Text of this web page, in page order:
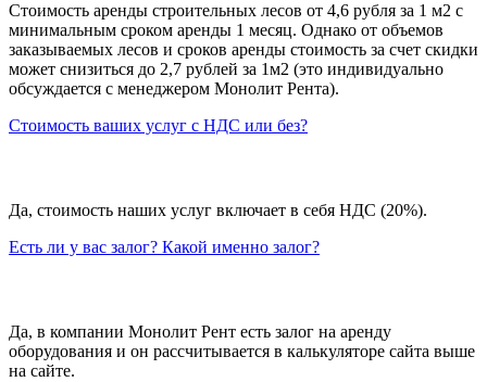
Стоимость аренды строительных лесов от 4,6 рубля за 1 м2 с
минимальным сроком аренды 1 месяц. Однако от объемов
заказываемых лесов и сроков аренды стоимость за счет скидки
может снизиться до 2,7 рублей за 1м2 (это индивидуально
обсуждается с менеджером Монолит Рента).
Стоимость ваших услуг с НДС или без?
Да, стоимость наших услуг включает в себя НДС (20%).
Есть ли у вас залог? Какой именно залог?
Да, в компании Монолит Рент есть залог на аренду
оборудования и он рассчитывается в калькуляторе сайта выше
на сайте.